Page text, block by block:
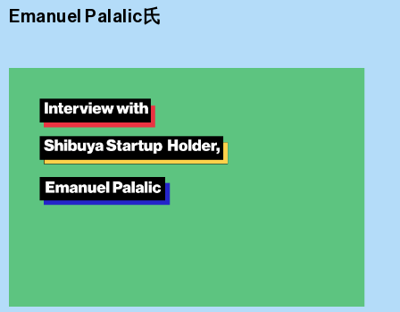
Emanuel Palalic氏